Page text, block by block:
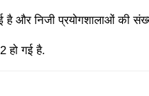
है और निजी प्रयोगशालाओं की
हो गई है.